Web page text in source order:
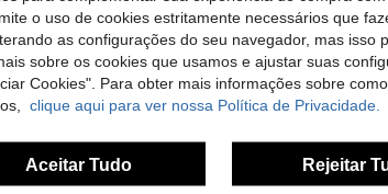
Útil (0)
o uso de cookies estritamente necessários que
as configurações do seu navegador, mas isso
sobre os cookies que usamos e ajustar suas
Cookies". Para obter mais informações sobre como
clique aqui para ver nossa Política de Privacidade.
Aceitar Tudo Rejeitar